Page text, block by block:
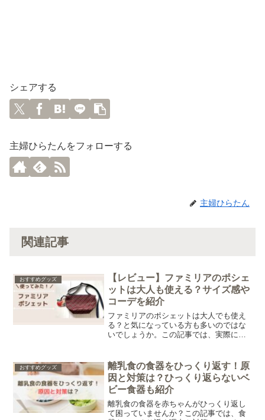
シェアする
主婦ひらたんをフォローする
主婦ひらたん
関連記事
おすすめグッズ
【レビュー】ファミリアのポシェ
ットは大人も使える？サイズ感や
コーデを紹介
ファミリアのポシェットは大人でも使え
る？と気になっている方も多いのではな
いでしょうか。この記事では、実際に使
ます。
おすすめグッズ
離乳食の食器をひっくり返す！原
因と対策は？ひっくり返らないベ
ビー食器も紹介
離乳食の食器を赤ちゃんがひっくり返し
て困っていませんか？この記事では、食